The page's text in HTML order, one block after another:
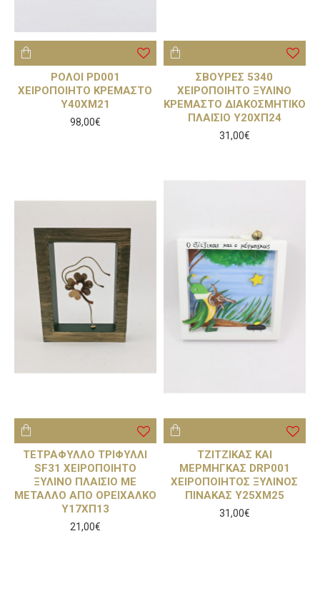
ΡΟΛΟΙ PD001
ΧΕΙΡΟΠΟΙΗΤΟ ΚΡΕΜΑΣΤΟ
Υ40ΧΜ21
98,00€
ΣΒΟΥΡΕΣ 5340
ΧΕΙΡΟΠΟΙΗΤΟ ΞΥΛΙΝΟ
ΚΡΕΜΑΣΤΟ ΔΙΑΚΟΣΜΗΤΙΚΟ
ΠΛΑΙΣΙΟ Υ20ΧΠ24
31,00€
ΤΕΤΡΑΦΥΛΛΟ ΤΡΙΦΥΛΛΙ
SF31 ΧΕΙΡΟΠΟΙΗΤΟ
ΞΥΛΙΝΟ ΠΛΑΙΣΙΟ ΜΕ
ΜΕΤΑΛΛΟ ΑΠΟ ΟΡΕΙΧΑΛΚΟ
Υ17ΧΠ13
21,00€
ΤΖΙΤΖΙΚΑΣ ΚΑΙ
ΜΕΡΜΗΓΚΑΣ DRP001
ΧΕΙΡΟΠΟΙΗΤΟΣ ΞΥΛΙΝΟΣ
ΠΙΝΑΚΑΣ Υ25ΧΜ25
31,00€